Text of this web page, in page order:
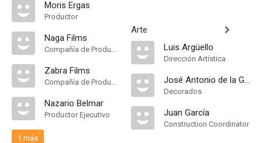
Moris Ergas
Productor
Naga Films
Compañía de Produccion
Zabra Films
Compañía de Produccion
Nazario Belmar
Productor Ejecutivo
1 más
Arte
Luis Argüello
Dirección Artística
José Antonio de la Guerra
Decorados
Juan García
Construction Coordinator